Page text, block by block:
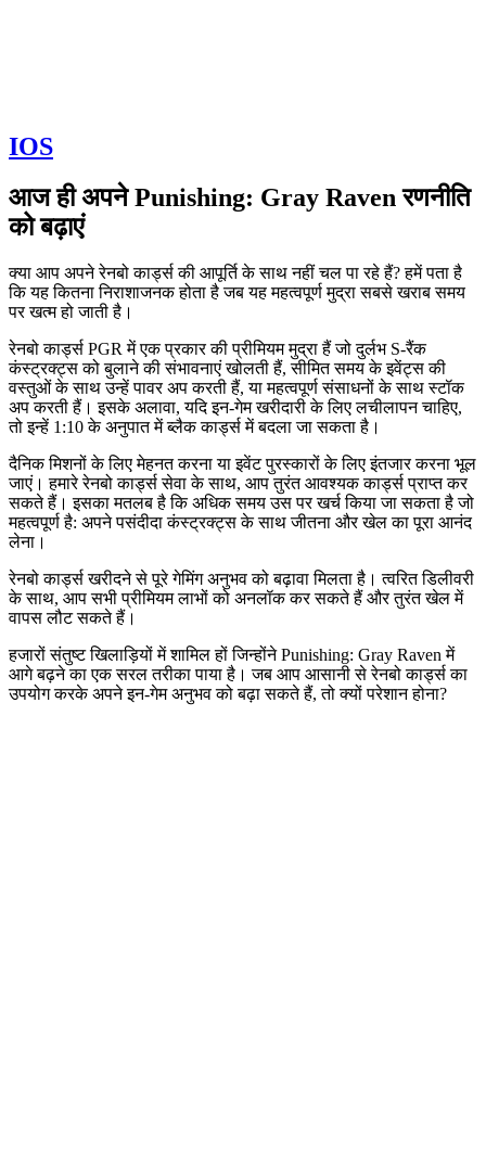
IOS
आज ही अपने Punishing: Gray Raven रणनीति
को बढ़ाएं
क्या आप अपने रेनबो कार्ड्स की आपूर्ति के साथ नहीं चल पा रहे हैं? हमें पता है
कि यह कितना निराशाजनक होता है जब यह महत्वपूर्ण मुद्रा सबसे खराब समय
पर खत्म हो जाती है।
रेनबो कार्ड्स PGR में एक प्रकार की प्रीमियम मुद्रा हैं जो दुर्लभ S-रैंक
कंस्ट्रक्ट्स को बुलाने की संभावनाएं खोलती हैं, सीमित समय के इवेंट्स की
वस्तुओं के साथ उन्हें पावर अप करती हैं, या महत्वपूर्ण संसाधनों के साथ स्टॉक
अप करती हैं। इसके अलावा, यदि इन-गेम खरीदारी के लिए लचीलापन चाहिए,
तो इन्हें 1:10 के अनुपात में ब्लैक कार्ड्स में बदला जा सकता है।
दैनिक मिशनों के लिए मेहनत करना या इवेंट पुरस्कारों के लिए इंतजार करना भूल
जाएं। हमारे रेनबो कार्ड्स सेवा के साथ, आप तुरंत आवश्यक कार्ड्स प्राप्त कर
सकते हैं। इसका मतलब है कि अधिक समय उस पर खर्च किया जा सकता है जो
महत्वपूर्ण है: अपने पसंदीदा कंस्ट्रक्ट्स के साथ जीतना और खेल का पूरा आनंद
लेना।
रेनबो कार्ड्स खरीदने से पूरे गेमिंग अनुभव को बढ़ावा मिलता है। त्वरित डिलीवरी
के साथ, आप सभी प्रीमियम लाभों को अनलॉक कर सकते हैं और तुरंत खेल में
वापस लौट सकते हैं।
हजारों संतुष्ट खिलाड़ियों में शामिल हों जिन्होंने Punishing: Gray Raven में
आगे बढ़ने का एक सरल तरीका पाया है। जब आप आसानी से रेनबो कार्ड्स का
उपयोग करके अपने इन-गेम अनुभव को बढ़ा सकते हैं, तो क्यों परेशान होना?